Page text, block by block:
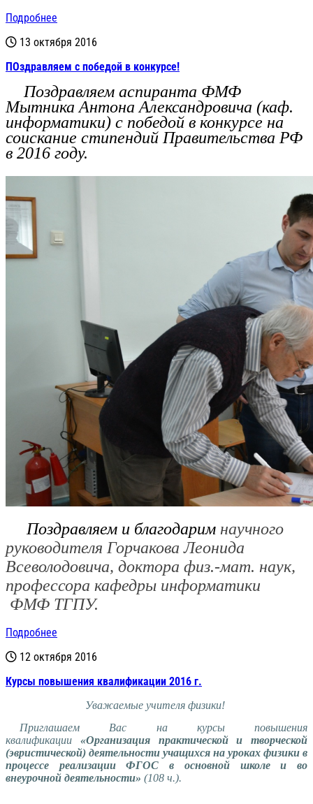
Подробнее
13 октября 2016
ПОздравляем с победой в конкурсе!
Поздравляем аспиранта ФМФ
Мытника Антона Александровича (каф.
информатики) с победой в конкурсе на
соискание стипендий Правительства РФ
в 2016 году.
Поздравляем и благодарим научного
руководителя Горчакова Леонида
Всеволодовича, доктора физ.-мат. наук,
профессора кафедры информатики
ФМФ ТГПУ.
Подробнее
12 октября 2016
Курсы повышения квалификации 2016 г.
Уважаемые учителя физики!
Приглашаем Вас на курсы повышения
квалификации «Организация практической и творческой
(эвристической) деятельности учащихся на уроках физики в
процессе реализации ФГОС в основной школе и во
внеурочной деятельности» (108 ч.).